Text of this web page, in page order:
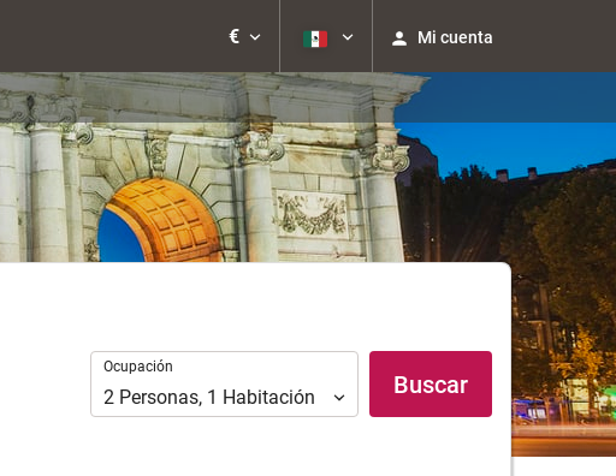
€ Mi cuenta
Ocupación
Ocupación
2 Personas, 1 Habitación Buscar